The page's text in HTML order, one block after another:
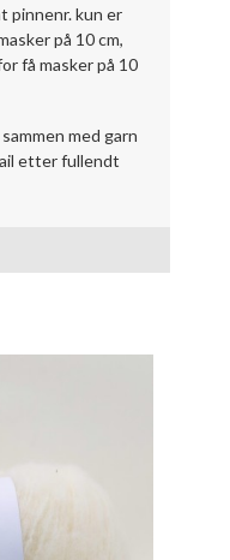
pinnenr. kun er
på 10 cm,
få masker på 10
med garn
etter fullendt